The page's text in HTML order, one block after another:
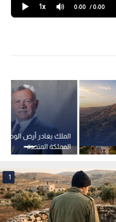
1x 0:00 / 0:00
الملك يغادر أرض الوطن
المملكة المتحدة
1